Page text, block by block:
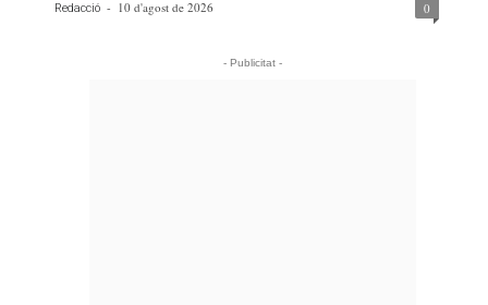
Redacció - 10 d'agost de 2026 0
- Publicitat -